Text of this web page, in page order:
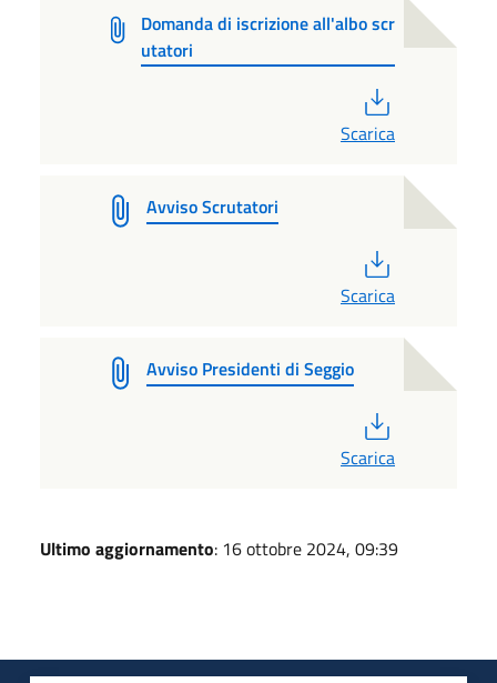
Domanda di iscrizione all'albo scr
utatori
Scarica
Avviso Scrutatori
Scarica
Avviso Presidenti di Seggio
Scarica
Ultimo aggiornamento: 16 ottobre 2024, 09:39